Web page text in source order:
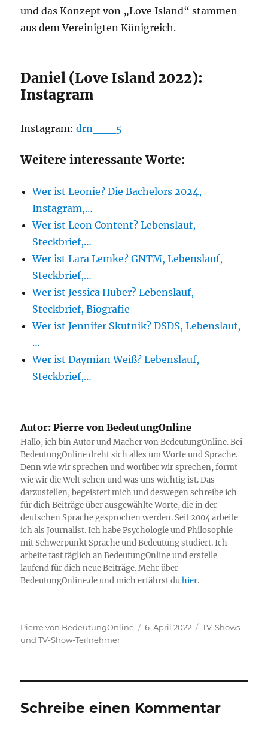
und das Konzept von „Love Island“ stammen
aus dem Vereinigten Königreich.
Daniel (Love Island 2022):
Instagram
Instagram:drn___5
Weitere interessante Worte:
Wer ist Leonie? Die Bachelors 2024,
Instagram,…
Wer ist Leon Content? Lebenslauf,
Steckbrief,…
Wer ist Lara Lemke? GNTM, Lebenslauf,
Steckbrief,…
Wer ist Jessica Huber? Lebenslauf,
Steckbrief, Biografie
Wer ist Jennifer Skutnik? DSDS, Lebenslauf,
…
Wer ist Daymian Weiß? Lebenslauf,
Steckbrief,…
Autor: Pierre von BedeutungOnline
Hallo, ich bin Autor und Macher von BedeutungOnline. Bei
BedeutungOnline dreht sich alles um Worte und Sprache.
Denn wie wir sprechen und worüber wir sprechen, formt
wie wir die Welt sehen und was uns wichtig ist. Das
darzustellen, begeistert mich und deswegen schreibe ich
für dich Beiträge über ausgewählte Worte, die in der
deutschen Sprache gesprochen werden. Seit 2004 arbeite
ich als Journalist. Ich habe Psychologie und Philosophie
mit Schwerpunkt Sprache und Bedeutung studiert. Ich
arbeite fast täglich an BedeutungOnline und erstelle
laufend für dich neue Beiträge. Mehr über
BedeutungOnline.de und mich erfährst duhier.
Autor
Pierre von BedeutungOnline
Veröffentlicht
6. April 2022 Kategorien
TV-Shows
und TV-Show-Teilnehmer
Schreibe einen Kommentar